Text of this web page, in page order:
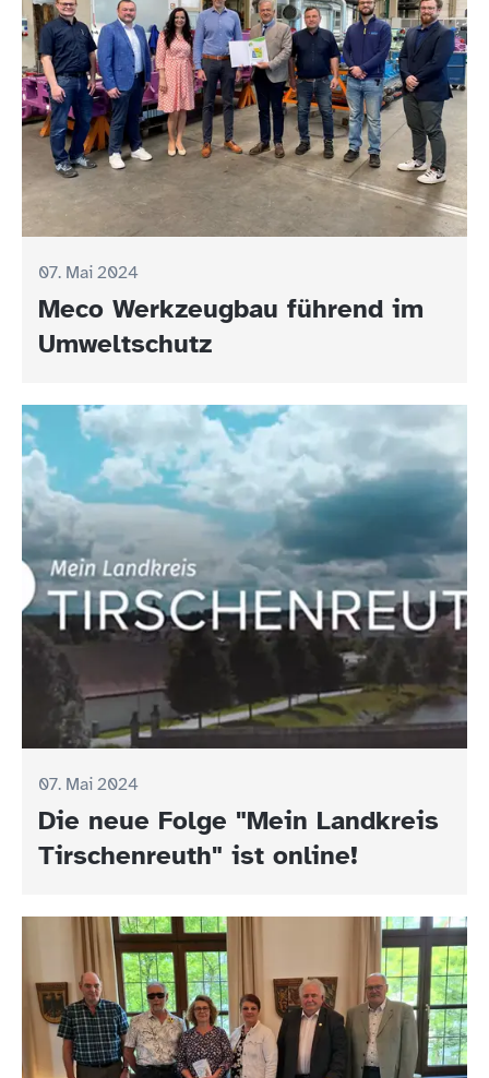
07. Mai 2024
Meco Werkzeugbau führend im
Umweltschutz
07. Mai 2024
Die neue Folge "Mein Landkreis
Tirschenreuth" ist online!